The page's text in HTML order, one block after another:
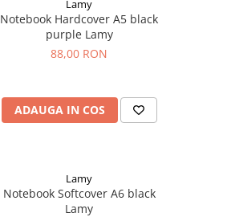
Lamy
Notebook Hardcover A5 black
purple Lamy
88,00 RON
ADAUGA IN COS
Lamy
Notebook Softcover A6 black
Lamy